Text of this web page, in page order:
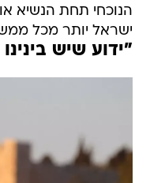
הנוכחי תחת הנשיא
ישראל יותר מכל
"ידוע שיש